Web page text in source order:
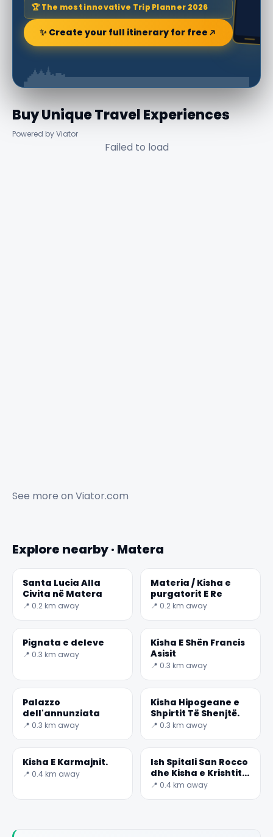
🏆 The most innovative Trip Planner 2026
✨ Create your full itinerary for free
Buy Unique Travel Experiences
Powered by Viator
Failed to load
See more on Viator.com
Explore nearby · Matera
Santa Lucia Alla
Civita në Matera
📍 0.2 km away
Materia / Kisha e
purgatorit E Re
📍 0.2 km away
Pignata e deleve
📍 0.3 km away
Kisha E Shën Francis
Asisit
📍 0.3 km away
Palazzo
dell'annunziata
📍 0.3 km away
Kisha Hipogeane e
Shpirtit Të Shenjtë.
📍 0.3 km away
Kisha E Karmajnit.
📍 0.4 km away
Ish Spitali San Rocco
dhe Kisha e Krishtit
me flamur
📍 0.4 km away